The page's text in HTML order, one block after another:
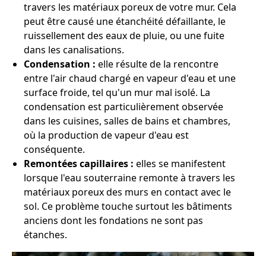
travers les matériaux poreux de votre mur. Cela
peut être causé une étanchéité défaillante, le
ruissellement des eaux de pluie, ou une fuite
dans les canalisations.
Condensation : elle résulte de la rencontre
entre l'air chaud chargé en vapeur d'eau et une
surface froide, tel qu'un mur mal isolé. La
condensation est particulièrement observée
dans les cuisines, salles de bains et chambres,
où la production de vapeur d'eau est
conséquente.
Remontées capillaires : elles se manifestent
lorsque l'eau souterraine remonte à travers les
matériaux poreux des murs en contact avec le
sol. Ce problème touche surtout les bâtiments
anciens dont les fondations ne sont pas
étanches.